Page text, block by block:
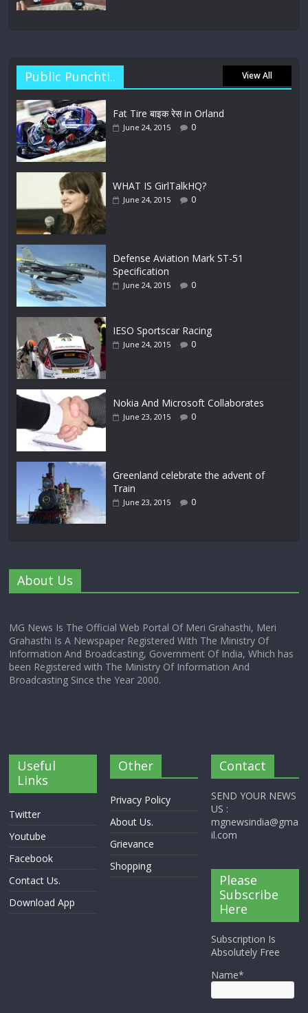
Public Punchti.. View All
Fat Tire बाइक रेस in Orland
June 24, 2015 0
WHAT IS GirlTalkHQ?
June 24, 2015 0
Defense Aviation Mark ST-51
Specification
June 24, 2015 0
IESO Sportscar Racing
June 24, 2015 0
Nokia And Microsoft Collaborates
June 23, 2015 0
Greenland celebrate the advent of
Train
June 23, 2015 0
About Us
MG News Is The Official Web Portal Of Meri Grahasthi, Meri
Grahasthi Is A Newspaper Registered With The Ministry Of
Information And Broadcasting, Government Of India, Which has
been Registered with The Ministry Of Information And
Broadcasting Since the Year 2000.
Useful
Links
Twitter
Youtube
Facebook
Contact Us.
Download App
Other
Privacy Policy
About Us.
Grievance
Shopping
Contact
SEND YOUR NEWS
US :
mgnewsindia@gma
il.com
Please
Subscribe
Here
Subscription Is
Absolutely Free
Name*